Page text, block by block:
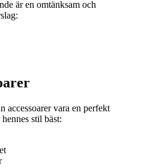
är en omtänksam och
accessoarer vara en perfekt
stil bäst: